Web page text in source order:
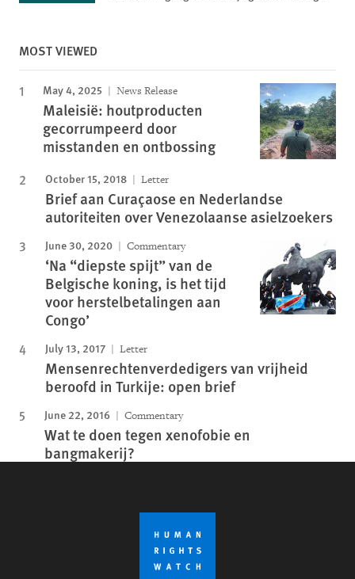
MOST VIEWED
May 4, 2025 News Release
Maleisië: houtproducten
gecorrumpeerd door
misstanden en ontbossing
October 15, 2018 Letter
Brief aan Curaçaose en Nederlandse
autoriteiten over Venezolaanse asielzoekers
June 30, 2020 Commentary
‘Na “diepste spijt” van de
Belgische koning, is het tijd
voor herstelbetalingen aan
Congo’
July 13, 2017 Letter
Mensenrechtenverdedigers van vrijheid
beroofd in Turkije: open brief
June 22, 2016 Commentary
Wat te doen tegen xenofobie en
bangmakerij?